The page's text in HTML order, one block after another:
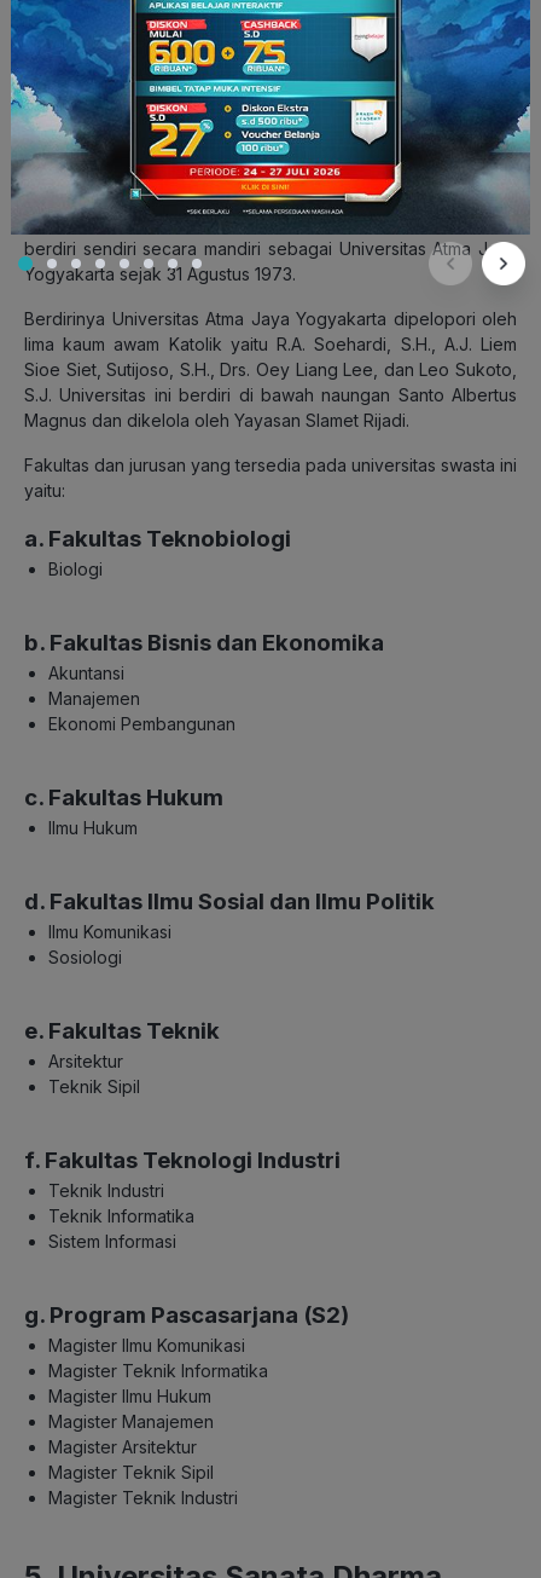
4. Universitas Atma Jaya
Yogyakarta
Universitas Atma Jaya Yogyakarta (UAJY) didirikan pada 27
September 1965. Perguruan Tinggi Swasta ini berlokasi di
Jalan Babarsari, Sleman, Daerah Istimewa Yogyakarta. PTS ini
awalnya merupakan universitas cabang dengan nama
Universitas Katolik Indonesia Atma Jaya Cabang Yogyakarta.
Universitas cabang tersebut kemudian memisahkan diri dan
berdiri sendiri secara mandiri sebagai Universitas Atma Jaya
Yogyakarta sejak 31 Agustus 1973.
Berdirinya Universitas Atma Jaya Yogyakarta dipelopori oleh
lima kaum awam Katolik yaitu R.A. Soehardi, S.H., A.J. Liem
Sioe Siet, Sutijoso, S.H., Drs. Oey Liang Lee, dan Leo Sukoto,
S.J. Universitas ini berdiri di bawah naungan Santo Albertus
Magnus dan dikelola oleh Yayasan Slamet Rijadi.
Fakultas dan jurusan yang tersedia pada universitas swasta ini
yaitu:
a. Fakultas Teknobiologi
Biologi
b. Fakultas Bisnis dan Ekonomika
Akuntansi
Manajemen
Ekonomi Pembangunan
c. Fakultas Hukum
Ilmu Hukum
d. Fakultas Ilmu Sosial dan Ilmu Politik
Ilmu Komunikasi
Sosiologi
e. Fakultas Teknik
Arsitektur
Teknik Sipil
f. Fakultas Teknologi Industri
Teknik Industri
Teknik Informatika
Sistem Informasi
g. Program Pascasarjana (S2)
Magister Ilmu Komunikasi
Magister Teknik Informatika
Magister Ilmu Hukum
Magister Manajemen
Magister Arsitektur
Magister Teknik Sipil
Magister Teknik Industri